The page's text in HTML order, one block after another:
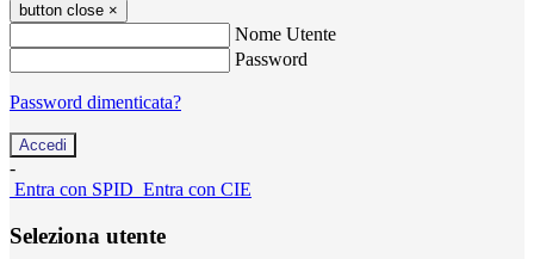
button close ×
Nome Utente
Password
Password dimenticata?
-
Entra con SPID Entra con CIE
Seleziona utente